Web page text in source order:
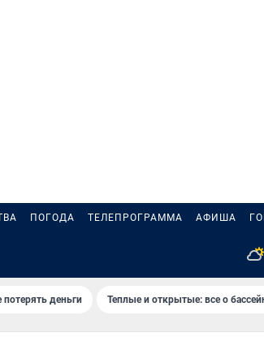
ПОГОДА ТЕЛЕПРОГРАММА АФИША
деньги Теплые и открытые: все о